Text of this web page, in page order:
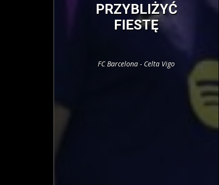
PRZYBLIŻYĆ
FIESTĘ
FC Barcelona - Celta Vigo